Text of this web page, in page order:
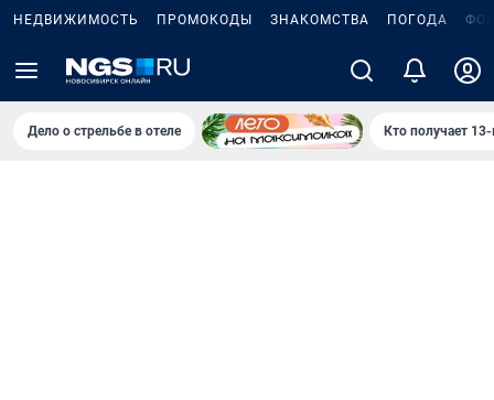
НЕДВИЖИМОСТЬ ПРОМОКОДЫ ЗНАКОМСТВА ПОГОДА
Дело о стрельбе в отеле Кто получает